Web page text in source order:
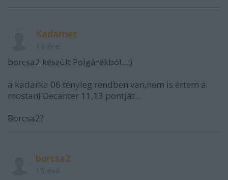
Kadarnet
borcsa2 készült Polgárékból...:)
a kadarka 06 tényleg rendben van,nem is értem a
mostani Decanter 11,13 pontját...
Borcsa2?
borcsa2